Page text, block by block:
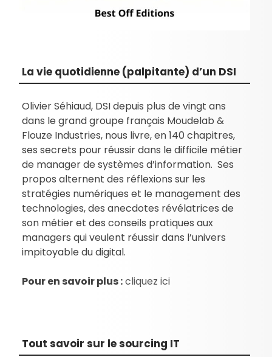
La vie quotidienne (palpitante) d’un DSI
Olivier Séhiaud, DSI depuis plus de vingt ans
dans le grand groupe français Moudelab &
Flouze Industries, nous livre, en 140 chapitres,
ses secrets pour réussir dans le difficile métier
de manager de systèmes d’information. Ses
propos alternent des réflexions sur les
stratégies numériques et le management des
technologies, des anecdotes révélatrices de
son métier et des conseils pratiques aux
managers qui veulent réussir dans l’univers
impitoyable du digital.
Pour en savoir plus :cliquez ici
Tout savoir sur le sourcing IT